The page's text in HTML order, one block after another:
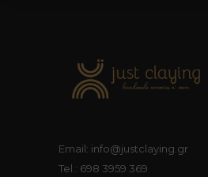
Email: info@justclaying.gr
Tel.: 698 3959 369